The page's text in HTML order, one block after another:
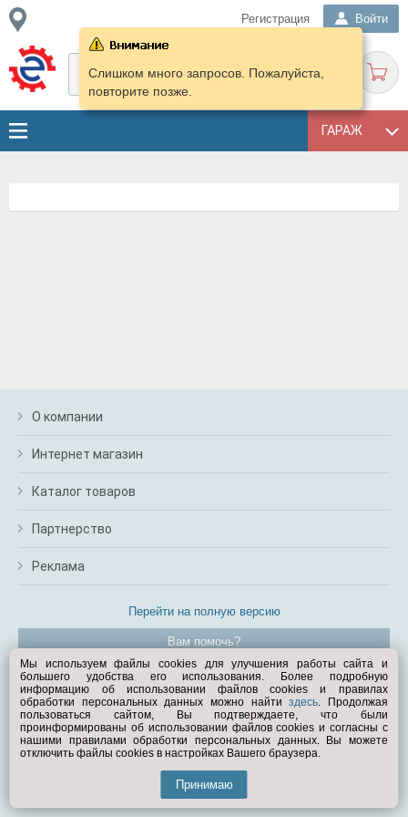
Регистрация Войти
ГАРАЖ
Слишком много запросов. Пожалуйста,
повторите позже.
О компании
Интернет магазин
Каталог товаров
Партнерство
Реклама
Перейти на полную версию
Вам помочь?
© Exist.ru 1998—2026
Мы используем файлы cookies для улучшения работы сайта и
большего удобства его использования. Более подробную
информацию об использовании файлов cookies и правилах
обработки персональных данных можно найтиздесь. Продолжая
пользоваться сайтом, Вы подтверждаете, что были
проинформированы об использовании файлов cookies и согласны с
нашими правилами обработки персональных данных. Вы можете
отключить файлы cookies в настройках Вашего браузера.
Принимаю